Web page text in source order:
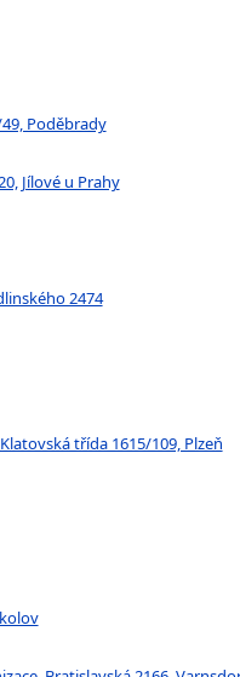
Poděbrady
Jílové u Prahy
2474
třída 1615/109, Plzeň